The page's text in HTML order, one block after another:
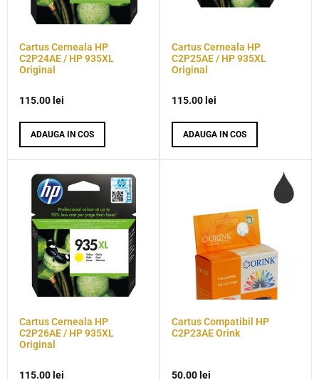
Cartus Cerneala HP
C2P24AE / HP 935XL
Original
115.00 lei
ADAUGA IN COS
Cartus Cerneala HP
C2P25AE / HP 935XL
Original
115.00 lei
ADAUGA IN COS
Cartus Cerneala HP
C2P26AE / HP 935XL
Original
115.00 lei
Cartus Compatibil HP
C2P23AE Orink
50.00 lei